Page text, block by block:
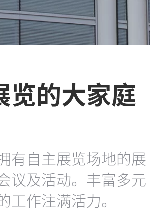
览的大家庭
有自主展览场地的展
议及活动。丰富多元
作注满活力。